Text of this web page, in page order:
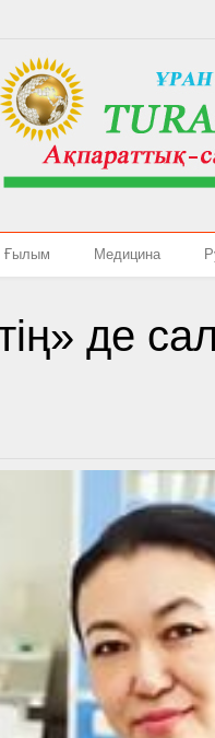
Ғылым Медицина
де